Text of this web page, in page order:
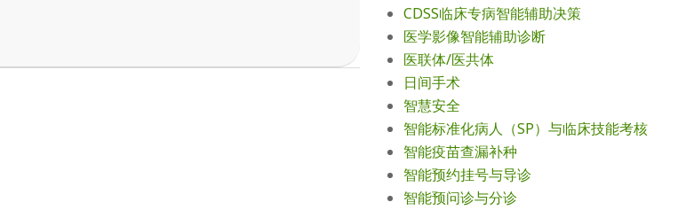
CDSS临床专病智能辅助决策
医学影像智能辅助诊断
医联体/医共体
日间手术
智慧安全
智能标准化病人（SP）与临床技能考核
智能疫苗查漏补种
智能预约挂号与导诊
智能预问诊与分诊